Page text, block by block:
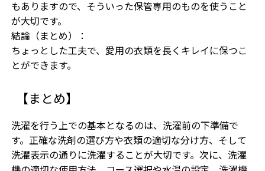
もありますので、そういった保管専用のものを使うこと
が大切です。
結論（まとめ）：
ちょっとした工夫で、愛用の衣類を長くキレイに保つこ
とができます。
【まとめ】
洗濯を行う上での基本となるのは、洗濯前の下準備で
す。正確な洗剤の選び方や衣類の適切な分け方、そして
洗濯表示の通りに洗濯することが大切です。次に、洗濯